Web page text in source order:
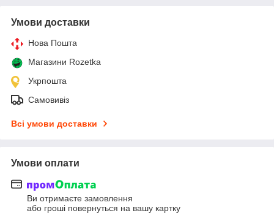
Умови доставки
Нова Пошта
Магазини Rozetka
Укрпошта
Самовивіз
Всі умови доставки
Умови оплати
Ви отримаєте замовлення
або гроші повернуться на вашу картку